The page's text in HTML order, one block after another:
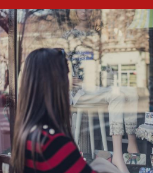
Развитие и
витрины
Смотреть